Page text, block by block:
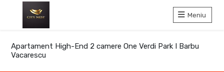
Meniu
Apartament High-End 2 camere One Verdi Park I Barbu
Vacarescu